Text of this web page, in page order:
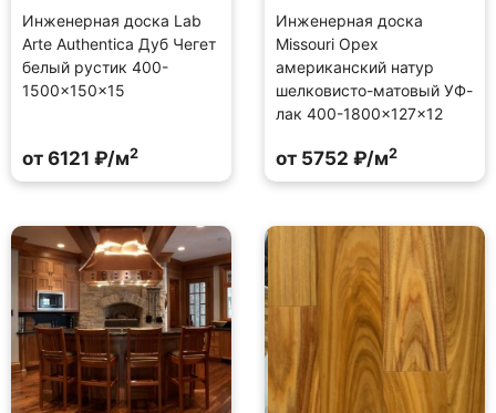
Инженерная доска Lab
Arte Authentica Дуб Чегет
белый рустик 400-
1500×150×15
от 6121 ₽/м2
Инженерная доска
Missouri Орех
американский натур
шелковисто-матовый УФ-
лак 400-1800×127×12
от 5752 ₽/м2